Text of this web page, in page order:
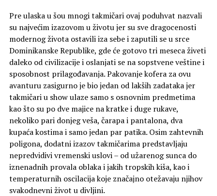
Pre ulaska u šou mnogi takmičari ovaj poduhvat nazvali
su najvećim izazovom u životu jer su sve dragocenosti
modernog života ostavili iza sebe i zaputili se u srce
Dominikanske Republike, gde će gotovo tri meseca živeti
daleko od civilizacije i oslanjati se na sopstvene veštine i
sposobnost prilagođavanja. Pakovanje kofera za ovu
avanturu zasigurno je bio jedan od lakših zadataka jer
takmičari u show ulaze samo s osnovnim predmetima
kao što su po dve majice na kratke i duge rukave,
nekoliko pari donjeg veša, čarapa i pantalona, dva
kupaća kostima i samo jedan par patika. Osim zahtevnih
poligona, dodatni izazov takmičarima predstavljaju
nepredvidivi vremenski uslovi – od užarenog sunca do
iznenadnih provala oblaka i jakih tropskih kiša, kao i
temperaturnih oscilacija koje značajno otežavaju njihov
svakodnevni život u divljini.